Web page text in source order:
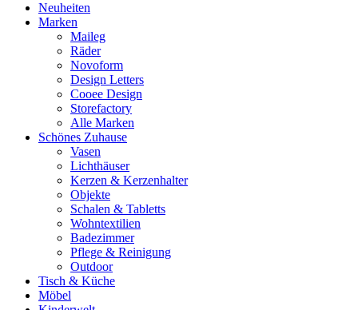
Neuheiten
Marken
Maileg
Räder
Novoform
Design Letters
Cooee Design
Storefactory
Alle Marken
Schönes Zuhause
Vasen
Lichthäuser
Kerzen & Kerzenhalter
Objekte
Schalen & Tabletts
Wohntextilien
Badezimmer
Pflege & Reinigung
Outdoor
Tisch & Küche
Möbel